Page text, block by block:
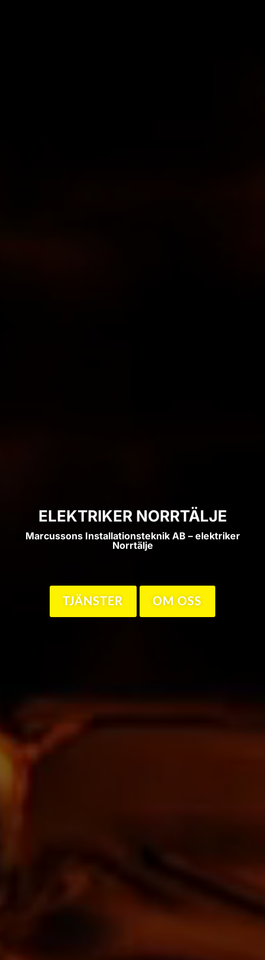
ELEKTRIKER NORRTÄLJE
Marcussons Installationsteknik AB – elektriker
Norrtälje
TJÄNSTER OM OSS